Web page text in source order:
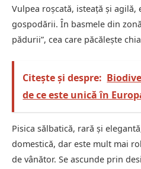
Vulpea roșcată, isteață și
gospodării. În basmele din
pădurii”, cea care păcălește
Citește și despre:
de ce este unică în
Pisica sălbatică, rară și
domestică, dar este mult mai
de vânător. Se ascunde prin